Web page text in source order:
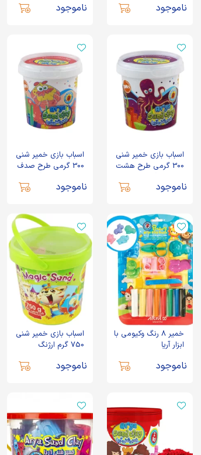
ناموجود ناموجود
اسباب بازی خمیر شنی
300 گرمی طرح هشت
ناموجود
اسباب بازی خمیر شنی
300 گرمی طرح صدف
ناموجود
خمير 8 رنگ وکيومی با
ابزار آریا
ناموجود
اسباب بازی خمیر شنی
750 گرم ارژنگ
ناموجود